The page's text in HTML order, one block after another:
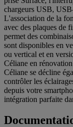
chargeurs USB,
L'association de la
avec des plaques de
permet des
sont disponibles en
ou vertical et en
Céliane en
Céliane se décline
contrôler les
depuis votre
intégration parfaite